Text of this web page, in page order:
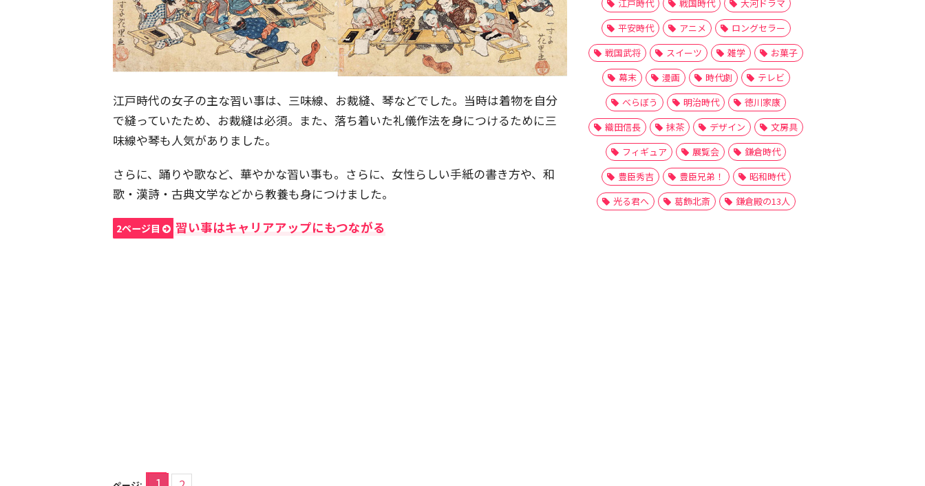
江戸時代の女子の主な習い事は、三味線、お裁縫、琴などでした。当時は着物を自分
で縫っていたため、お裁縫は必須。また、落ち着いた礼儀作法を身につけるために三
味線や琴も人気がありました。
さらに、踊りや歌など、華やかな習い事も。さらに、女性らしい手紙の書き方や、和
歌・漢詩・古典文学などから教養も身につけました。
2ページ目 習い事はキャリアアップにもつながる
江戸時代 戦国時代
大河ドラマ
平安時代
アニメ
ロングセラー
戦国武将
スイーツ 雑学
お菓子
幕末
漫画 時代劇
テレビ
べらぼう
明治時代
徳川家康
織田信長
抹茶 デザイン
文房具
フィギュア
展覧会
鎌倉時代
豊臣秀吉
豊臣兄弟！
昭和時代
光る君へ
葛飾北斎 鎌倉殿の13人